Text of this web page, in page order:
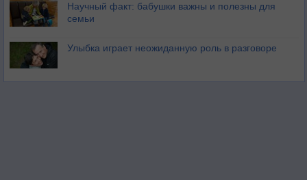
Научный факт: бабушки важны и полезны для
семьи
Улыбка играет неожиданную роль в разговоре